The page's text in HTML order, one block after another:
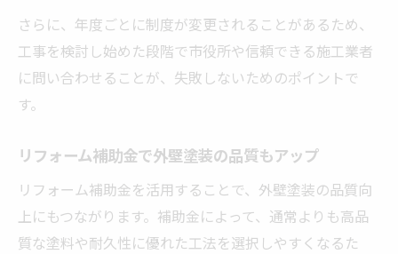
さらに、年度ごとに制度が変更されることがあるため、
工事を検討し始めた段階で市役所や信頼できる施工業者
に問い合わせることが、失敗しないためのポイントで
す。
リフォーム補助金で外壁塗装の品質もアップ
リフォーム補助金を活用することで、外壁塗装の品質向
上にもつながります。補助金によって、通常よりも高品
質な塗料や耐久性に優れた工法を選択しやすくなるた